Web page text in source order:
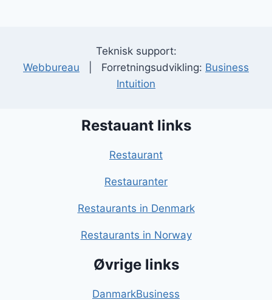
Teknisk support:
Webbureau | Forretningsudvikling: Business
Intuition
Restauant links
Restaurant
Restauranter
Restaurants in Denmark
Restaurants in Norway
Øvrige links
DanmarkBusiness